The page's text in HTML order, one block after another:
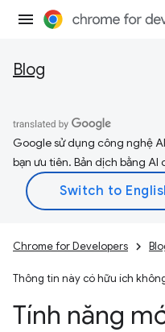
Blog
Google sử dụng công nghệ
bạn ưu tiên. Bản dịch bằng AI
Chrome for Developers
Thông tin này có hữu ích
Tính năng